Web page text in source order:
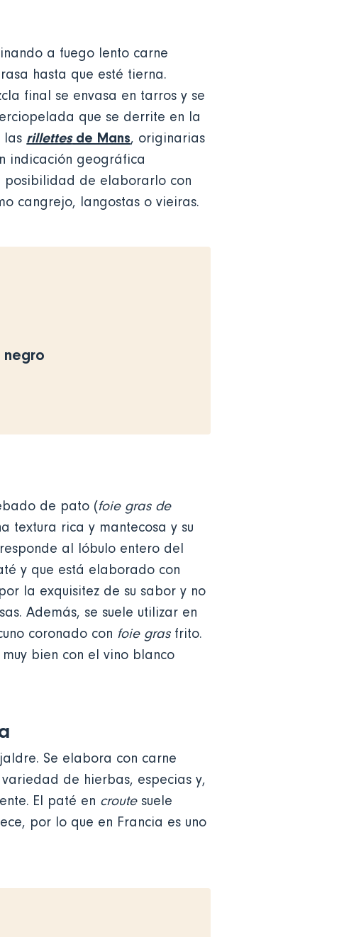
a fuego lento carne
hasta que esté tierna.
final se envasa en tarros y se
que se derrite en la
las rillettesde Mans, originarias
indicación geográfica
posibilidad de elaborarlo con
cangrejo, langostas o vieiras.
de pato (foie gras de
textura rica y mantecosa y su
al lóbulo entero del
y que está elaborado con
la exquisitez de su sabor y no
Además, se suele utilizar en
coronado con foie gras frito.
bien con el vino blanco
Se elabora con carne
de hierbas, especias y,
El paté en croutesuele
por lo que en Francia es uno